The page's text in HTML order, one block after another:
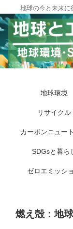
地球の今と未来に
地球環境
リサイクル
カーボンニュー
SDGsと暮ら
ゼロエミッシ
燃え殻：地